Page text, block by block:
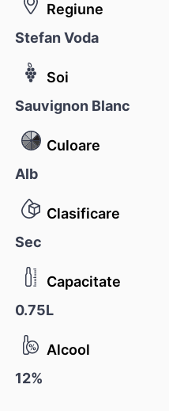
Regiune
Stefan Voda
Soi
Sauvignon Blanc
Culoare
Alb
Clasificare
Sec
Capacitate
0.75L
Alcool
12%